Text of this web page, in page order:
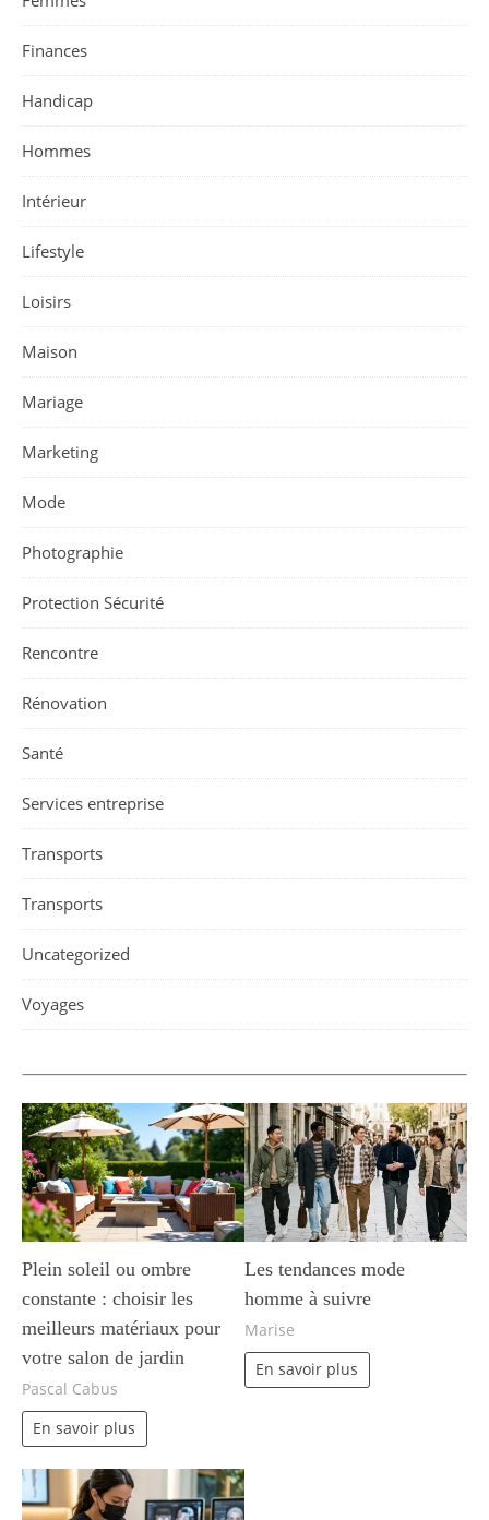
Finances
Handicap
Hommes
Intérieur
Lifestyle
Loisirs
Maison
Mariage
Marketing
Mode
Photographie
Protection Sécurité
Rencontre
Rénovation
Santé
Services entreprise
Transports
Transports
Uncategorized
Voyages
Plein soleil ou ombre
constante : choisir les
meilleurs matériaux pour
votre salon de jardin
Pascal Cabus
En savoir plus
Les tendances mode
homme à suivre
Marise
En savoir plus